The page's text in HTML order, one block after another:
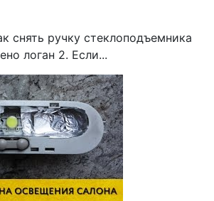
снять ручку стеклоподъемника
логан 2. Если...